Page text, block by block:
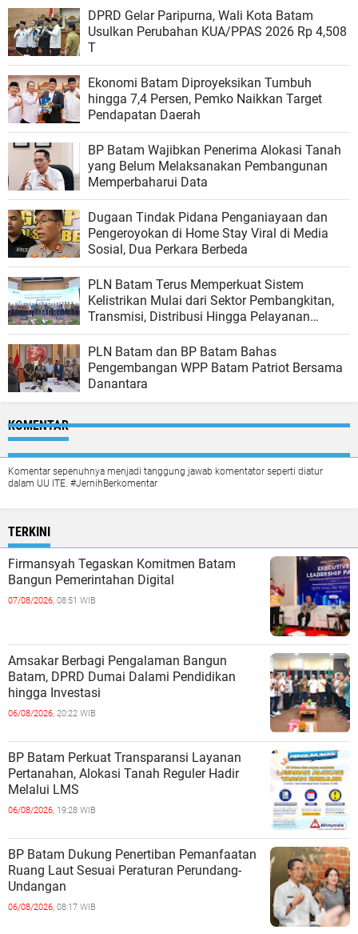
DPRD Gelar Paripurna, Wali Kota Batam
Usulkan Perubahan KUA/PPAS 2026 Rp 4,508
T
Ekonomi Batam Diproyeksikan Tumbuh
hingga 7,4 Persen, Pemko Naikkan Target
Pendapatan Daerah
BP Batam Wajibkan Penerima Alokasi Tanah
yang Belum Melaksanakan Pembangunan
Memperbaharui Data
Dugaan Tindak Pidana Penganiayaan dan
Pengeroyokan di Home Stay Viral di Media
Sosial, Dua Perkara Berbeda
PLN Batam Terus Memperkuat Sistem
Kelistrikan Mulai dari Sektor Pembangkitan,
Transmisi, Distribusi Hingga Pelayanan
Pelanggan.
PLN Batam dan BP Batam Bahas
Pengembangan WPP Batam Patriot Bersama
Danantara
KOMENTAR
Komentar sepenuhnya menjadi tanggung jawab komentator seperti diatur
dalam UU ITE. #JernihBerkomentar
TERKINI
Firmansyah Tegaskan Komitmen Batam
Bangun Pemerintahan Digital
07/08/2026, 08:51 WIB
Amsakar Berbagi Pengalaman Bangun
Batam, DPRD Dumai Dalami Pendidikan
hingga Investasi
06/08/2026, 20:22 WIB
BP Batam Perkuat Transparansi Layanan
Pertanahan, Alokasi Tanah Reguler Hadir
Melalui LMS
06/08/2026, 19:28 WIB
BP Batam Dukung Penertiban Pemanfaatan
Ruang Laut Sesuai Peraturan Perundang-
Undangan
06/08/2026, 08:17 WIB